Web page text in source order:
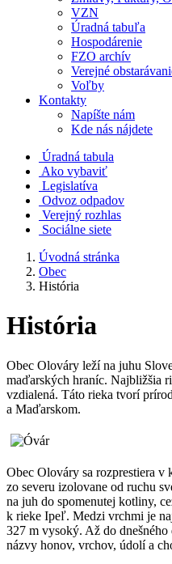
VZN
Úradná tabuľa
Hospodárenie
FZO archív
Verejné
Voľby
Kontakty
Napíšte nám
Kde nás nájdete
Úradná tabula
Ako vybaviť
Legislatíva
Odvoz odpadov
Verejný rozhlas
Sociálne siete
Úvodná stránka
Obec
História
História
Obec Olováry leží na juhu
maďarských hraníc. Najbližšia
vzdialená. Táto rieka tvorí
a Maďarskom.
Obec Olováry sa rozprestiera
zo severu izolovane od ruchu
na juh do spomenutej kotliny,
k rieke Ipeľ. Medzi vrchmi je
327 m vysoký. Až do
názvy honov, vrchov, údolí a